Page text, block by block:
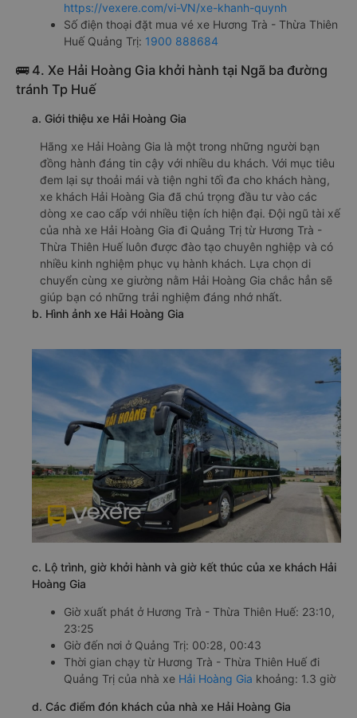
https://vexere.com/vi-VN/xe-khanh-quynh
Số điện thoại đặt mua vé xe Hương Trà - Thừa Thiên
Huế Quảng Trị: 1900 888684
🚌 4. Xe Hải Hoàng Gia khởi hành tại Ngã ba đường
tránh Tp Huế
a. Giới thiệu xe Hải Hoàng Gia
Hãng xe Hải Hoàng Gia là một trong những người bạn
đồng hành đáng tin cậy với nhiều du khách. Với mục tiêu
đem lại sự thoải mái và tiện nghi tối đa cho khách hàng,
xe khách Hải Hoàng Gia đã chú trọng đầu tư vào các
dòng xe cao cấp với nhiều tiện ích hiện đại. Đội ngũ tài xế
của nhà xe Hải Hoàng Gia đi Quảng Trị từ Hương Trà -
Thừa Thiên Huế luôn được đào tạo chuyên nghiệp và có
nhiều kinh nghiệm phục vụ hành khách. Lựa chọn di
chuyển cùng xe giường nằm Hải Hoàng Gia chắc hẳn sẽ
giúp bạn có những trải nghiệm đáng nhớ nhất.
b. Hình ảnh xe Hải Hoàng Gia
c. Lộ trình, giờ khởi hành và giờ kết thúc của xe khách Hải
Hoàng Gia
Giờ xuất phát ở Hương Trà - Thừa Thiên Huế: 23:10,
23:25
Giờ đến nơi ở Quảng Trị: 00:28, 00:43
Thời gian chạy từ Hương Trà - Thừa Thiên Huế đi
Quảng Trị của nhà xe Hải Hoàng Gia khoảng: 1.3 giờ
d. Các điểm đón khách của nhà xe Hải Hoàng Gia